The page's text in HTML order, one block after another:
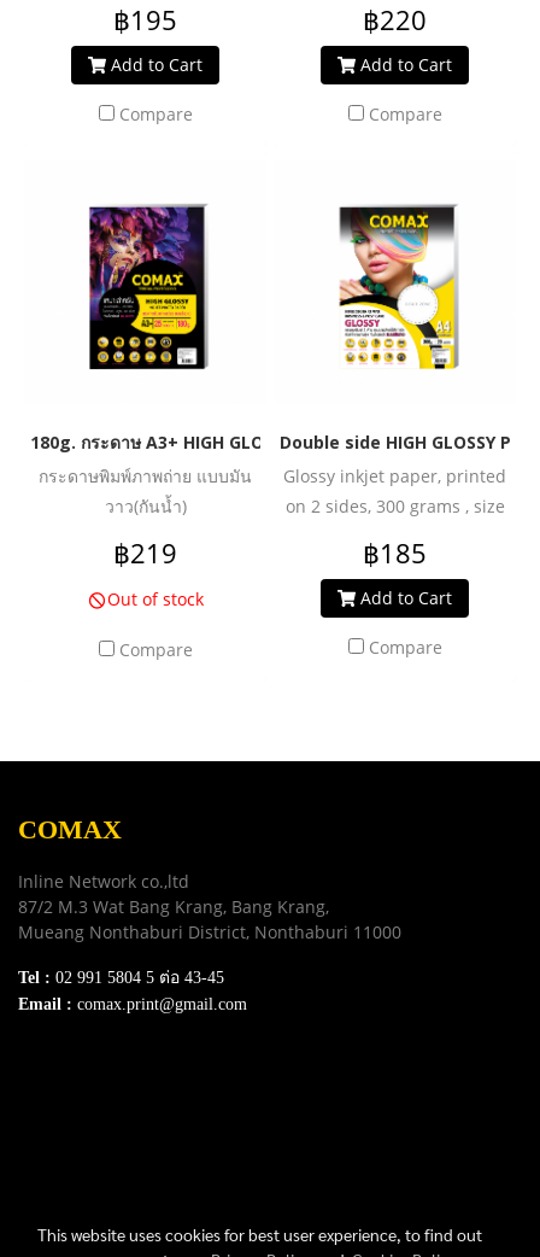
฿195
Add to Cart
Compare
฿220
Add to Cart
Compare
180g. กระดาษ A3+ HIGH GLOSSY PHOTO INKJET PAPER
กระดาษพิมพ์ภาพถ่าย แบบมัน
วาว(กันน้ำ)
฿219
Out of stock
Compare
Double side HIGH GLOSSY
Glossy inkjet paper, printed
on 2 sides, 300 grams , size
waterproof)
฿185
Add to Cart
Compare
COMAX
Inline Network co.,ltd
87/2 M.3 Wat Bang Krang, Bang Krang,
Mueang Nonthaburi District, Nonthaburi 11000
Tel : 02 991 5804 5 ต่อ 43-45
Email : comax.print@gmail.com
This website uses cookies for best user experience, to find out